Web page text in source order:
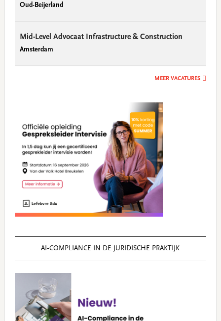
Oud-Beijerland
Mid-Level Advocaat Infrastructure & Construction
Amsterdam
MEER VACATURES
AI‑COMPLIANCE IN DE JURIDISCHE PRAKTIJK